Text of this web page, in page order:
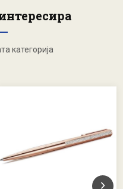
категорија